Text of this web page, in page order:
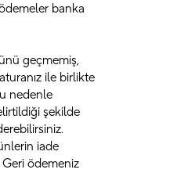
banka
geçmemiş,
ile birlikte
nedenle
şekilde
iade
ödemeniz